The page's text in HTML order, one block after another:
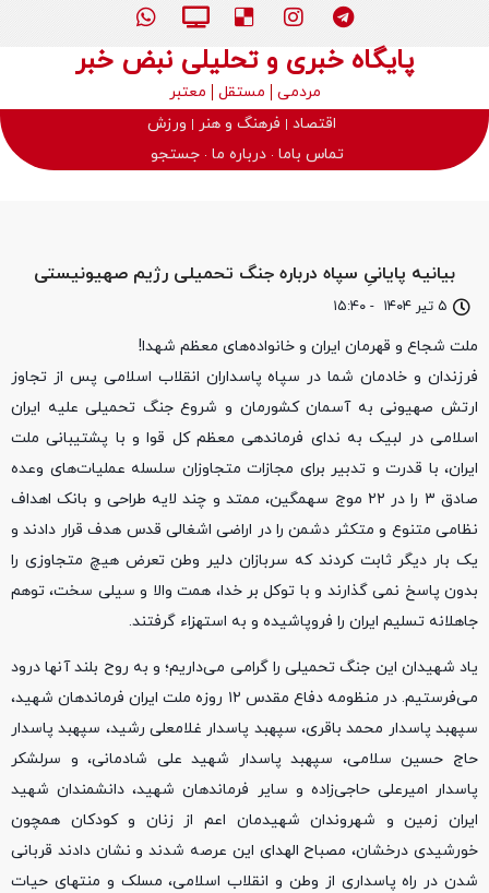
پایگاه خبری و تحلیلی نبض خبر
مردمی مستقل
معتبر
اقتصاد
فرهنگ و هنر
ورزش
تماس باما درباره ما جستجو
۵ تیر ۱۴۰۴ - ۱۵:۴۰
بیانیه پایانیِ‌ سپاه درباره جنگ تحمیلی رژیم صهیونیستی
ملت شجاع و قهرمان ایران و خانواده‌های معظم شهدا!
فرزندان و خادمان شما در سپاه پاسداران انقلاب اسلامی پس از تجاوز
ارتش صهیونی به آسمان کشورمان و شروع جنگ تحمیلی علیه ایران
اسلامی در لبیک به ندای فرماندهی معظم کل قوا و با پشتیبانی ملت
ایران، با قدرت و تدبیر برای مجازات متجاوزان سلسله عملیات‌های وعده
صادق ۳ را در ۲۲ موج سهمگین، ممتد و چند لایه طراحی و بانک اهداف
نظامی متنوع و متکثر دشمن را در اراضی اشغالی قدس هدف قرار دادند و
یک بار دیگر ثابت کردند که سربازان دلیر وطن تعرض هیچ متجاوزی را
بدون پاسخ نمی گذارند و با توکل بر خدا، همت والا و سیلی سخت، توهم
جاهلانه تسلیم ایران را فروپاشیده و به استهزاء گرفتند.
یاد شهیدان این جنگ تحمیلی را گرامی می‌داریم؛ و به روح بلند آنها درود
می‌فرستیم. در منظومه دفاع مقدس ۱۲ روزه ملت ایران فرماندهان شهید،
سپهبد پاسدار محمد باقری، سپهبد پاسدار غلامعلی رشید، سپهبد پاسدار
حاج حسین سلامی، سپهبد پاسدار شهید علی شادمانی، و سرلشکر
پاسدار امیرعلی حاجی‌زاده و سایر فرماندهان شهید، دانشمندان شهید
ایران زمین و شهروندان شهیدمان اعم از زنان و کودکان همچون
خورشیدی درخشان، مصباح الهدای این عرصه شدند و نشان دادند قربانی
شدن در راه پاسداری از وطن و انقلاب اسلامی، مسلک و منتهای حیات